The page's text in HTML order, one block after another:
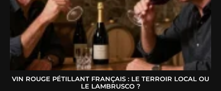
VIN ROUGE PÉTILLANT FRANÇAIS : LE TERROIR LOCAL OU
LE LAMBRUSCO ?